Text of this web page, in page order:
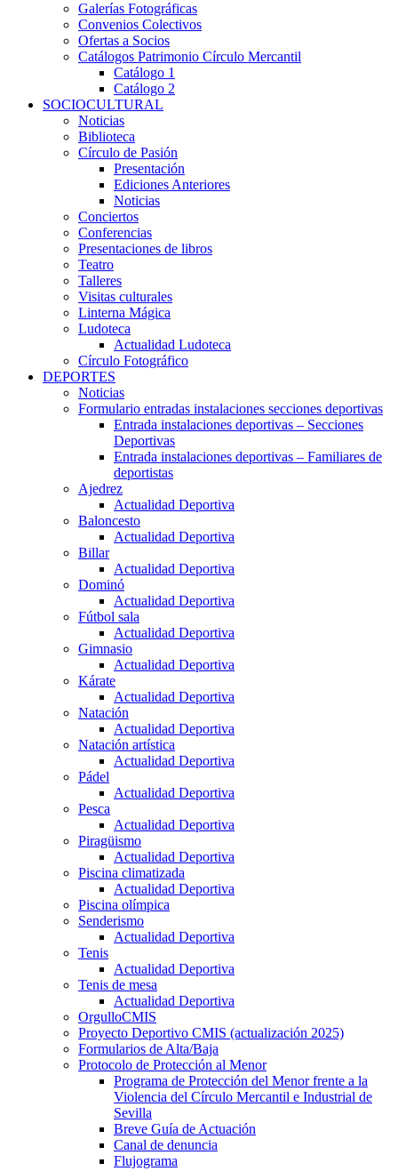
Galerías Fotográficas
Convenios Colectivos
Ofertas a Socios
Catálogos Patrimonio Círculo Mercantil
Catálogo 1
Catálogo 2
SOCIOCULTURAL
Noticias
Biblioteca
Círculo de Pasión
Presentación
Ediciones Anteriores
Noticias
Conciertos
Conferencias
Presentaciones de libros
Teatro
Talleres
Visitas culturales
Linterna Mágica
Ludoteca
Actualidad Ludoteca
Círculo Fotográfico
DEPORTES
Noticias
Formulario entradas instalaciones secciones deportivas
Entrada instalaciones deportivas – Secciones
Deportivas
Entrada instalaciones deportivas – Familiares de
deportistas
Ajedrez
Actualidad Deportiva
Baloncesto
Actualidad Deportiva
Billar
Actualidad Deportiva
Dominó
Actualidad Deportiva
Fútbol sala
Actualidad Deportiva
Gimnasio
Actualidad Deportiva
Kárate
Actualidad Deportiva
Natación
Actualidad Deportiva
Natación artística
Actualidad Deportiva
Pádel
Actualidad Deportiva
Pesca
Actualidad Deportiva
Piragüismo
Actualidad Deportiva
Piscina climatizada
Actualidad Deportiva
Piscina olímpica
Senderismo
Actualidad Deportiva
Tenis
Actualidad Deportiva
Tenis de mesa
Actualidad Deportiva
OrgulloCMIS
Proyecto Deportivo CMIS (actualización 2025)
Formularios de Alta/Baja
Protocolo de Protección al Menor
Programa de Protección del Menor frente a la
Violencia del Círculo Mercantil e Industrial de
Sevilla
Breve Guía de Actuación
Canal de denuncia
Flujograma